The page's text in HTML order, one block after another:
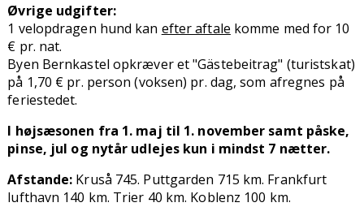
Øvrige udgifter:
1 velopdragen hund kan efter aftale komme med for 10
€ pr. nat.
Byen Bernkastel opkræver et "Gästebeitrag" (turistskat)
på 1,70 € pr. person (voksen) pr. dag, som afregnes på
feriestedet.
I højsæsonen fra 1. maj til 1. november samt påske,
pinse, jul og nytår udlejes kun i mindst 7 nætter.
Afstande: Kruså 745. Puttgarden 715 km. Frankfurt
lufthavn 140 km. Trier 40 km. Koblenz 100 km.